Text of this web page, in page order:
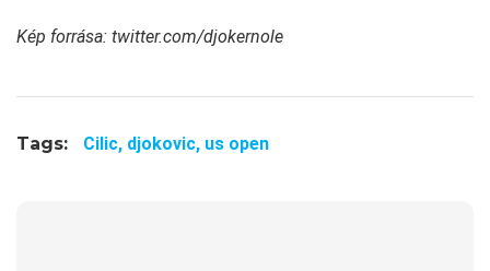
Kép forrása: twitter.com/djokernole
Tags: Cilic, djokovic, us open